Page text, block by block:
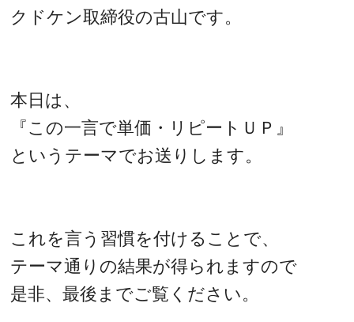
クドケン取締役の古山です。
本日は、
『この一言で単価・リピートＵＰ』
というテーマでお送りします。
これを言う習慣を付けることで、
テーマ通りの結果が得られますので
是非、最後までご覧ください。